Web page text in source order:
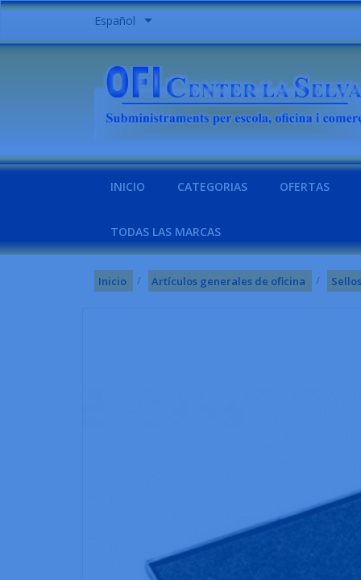
Español 
INICIO CATEGORIAS OFERTAS
TODAS LAS MARCAS
Inicio Artículos generales de oficina